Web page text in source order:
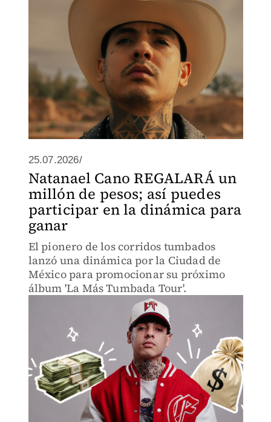
25.07.2026/
Natanael Cano REGALARÁ un
millón de pesos; así puedes
participar en la dinámica para
ganar
El pionero de los corridos tumbados
lanzó una dinámica por la Ciudad de
México para promocionar su próximo
álbum 'La Más Tumbada Tour'.